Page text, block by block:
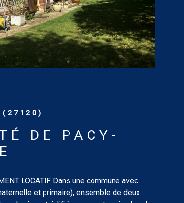
(27120)
DE PACY-
LOCATIF Dans une commune avec
et primaire), ensemble de deux